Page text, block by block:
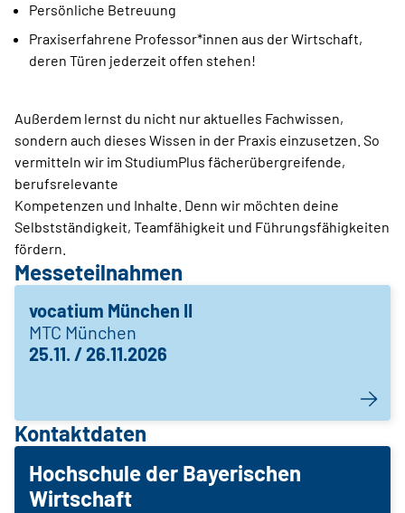
Persönliche Betreuung
Praxiserfahrene Professor*innen aus der Wirtschaft,
deren Türen jederzeit offen stehen!
Außerdem lernst du nicht nur aktuelles Fachwissen,
sondern auch dieses Wissen in der Praxis einzusetzen. So
vermitteln wir im StudiumPlus fächerübergreifende,
berufsrelevante
Kompetenzen und Inhalte. Denn wir möchten deine
Selbstständigkeit, Teamfähigkeit und Führungsfähigkeiten
fördern.
Messeteilnahmen
vocatium München II
MTC München
25.11. / 26.11.2026
Kontaktdaten
Hochschule der Bayerischen
Wirtschaft